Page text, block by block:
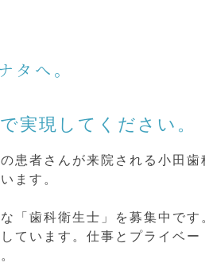
タへ。
実現してください。
患者さんが来院される小田
ます。
「歯科衛生士」を募集中で
ています。仕事とプライベ